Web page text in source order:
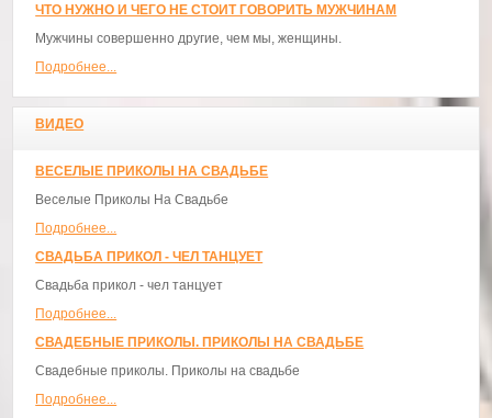
ЧТО НУЖНО И ЧЕГО НЕ СТОИТ ГОВОРИТЬ МУЖЧИНАМ
Мужчины совершенно другие, чем мы, женщины.
Подробнее...
ВИДЕО
ВЕСЕЛЫЕ ПРИКОЛЫ НА СВАДЬБЕ
Веселые Приколы На Свадьбе
Подробнее...
СВАДЬБА ПРИКОЛ - ЧЕЛ ТАНЦУЕТ
Свадьба прикол - чел танцует
Подробнее...
СВАДЕБНЫЕ ПРИКОЛЫ. ПРИКОЛЫ НА СВАДЬБЕ
Свадебные приколы. Приколы на свадьбе
Подробнее...